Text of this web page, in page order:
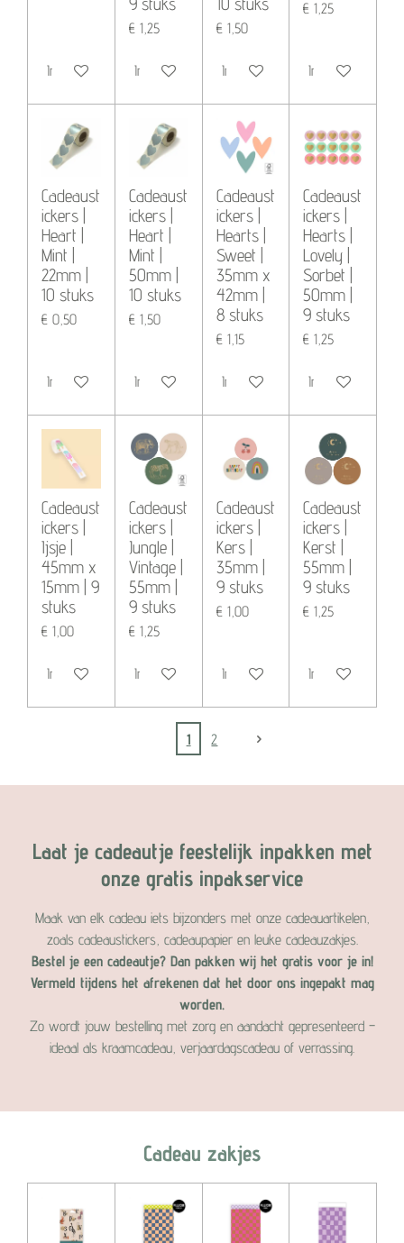
In winkelwagen
€ 1,25
In winkelwagen
€ 1,50
In winkelwagen
€ 1,25
In winkelwagen
Cadeaust
ickers |
Heart |
Mint |
22mm |
10 stuks
€ 0,50
In winkelwagen
Cadeaust
ickers |
Heart |
Mint |
50mm |
10 stuks
€ 1,50
In winkelwagen
Cadeaust
ickers |
Hearts |
Sweet |
35mm x
42mm |
8 stuks
€ 1,15
In winkelwagen
Cadeaust
ickers |
Hearts |
Lovely |
Sorbet |
50mm |
9 stuks
€ 1,25
In winkelwagen
Cadeaust
ickers |
Ijsje |
45mm x
15mm | 9
stuks
€ 1,00
In winkelwagen
Cadeaust
ickers |
Jungle |
Vintage |
55mm |
9 stuks
€ 1,25
In winkelwagen
Cadeaust
ickers |
Kers |
35mm |
9 stuks
€ 1,00
In winkelwagen
Cadeaust
ickers |
Kerst |
55mm |
9 stuks
€ 1,25
In winkelwagen
1 2
Laat je cadeautje feestelijk inpakken met
onze gratis inpakservice
Maak van elk cadeau iets bijzonders met onze cadeauartikelen,
zoals cadeaustickers, cadeaupapier en leuke cadeauzakjes.
Bestel je een cadeautje? Dan pakken wij het gratis voor je in!
Vermeld tijdens het afrekenen dat het door ons ingepakt mag
worden.
Zo wordt jouw bestelling met zorg en aandacht gepresenteerd –
ideaal als kraamcadeau, verjaardagscadeau of verrassing.
Cadeau zakjes